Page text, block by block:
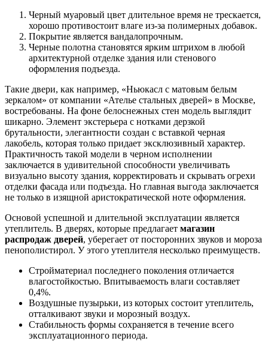
Черный муаровый цвет длительное время не трескается,
хорошо противостоит влаге из-за полимерных добавок.
Покрытие является вандалопрочным.
Черные полотна становятся ярким штрихом в любой
архитектурной отделке здания или стенового
оформления подъезда.
Такие двери, как например, «Ньюкасл с матовым белым
зеркалом» от компании «Ателье стальных дверей» в Москве,
востребованы. На фоне белоснежных стен модель выглядит
шикарно. Элемент экстерьера с нотками дерзкой
брутальности, элегантности создан с вставкой черная
лакобель, которая только придает эксклюзивный характер.
Практичность такой модели в черном исполнении
заключается в удивительной способности увеличивать
визуально высоту здания, корректировать и скрывать огрехи
отделки фасада или подъезда. Но главная выгода заключается
не только в изящной аристократической ноте оформления.
Основой успешной и длительной эксплуатации является
утеплитель. В дверях, которые предлагает магазин
распродаж дверей, уберегает от посторонних звуков и мороза
пенополистирол. У этого утеплителя несколько преимуществ.
Стройматериал последнего поколения отличается
влагостойкостью. Впитываемость влаги составляет
0,4%.
Воздушные пузырьки, из которых состоит утеплитель,
отталкивают звуки и морозный воздух.
Стабильность формы сохраняется в течение всего
эксплуатационного периода.